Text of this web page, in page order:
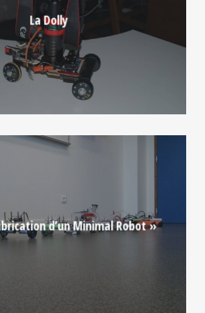
La Dolly
d’un Minimal Robot »